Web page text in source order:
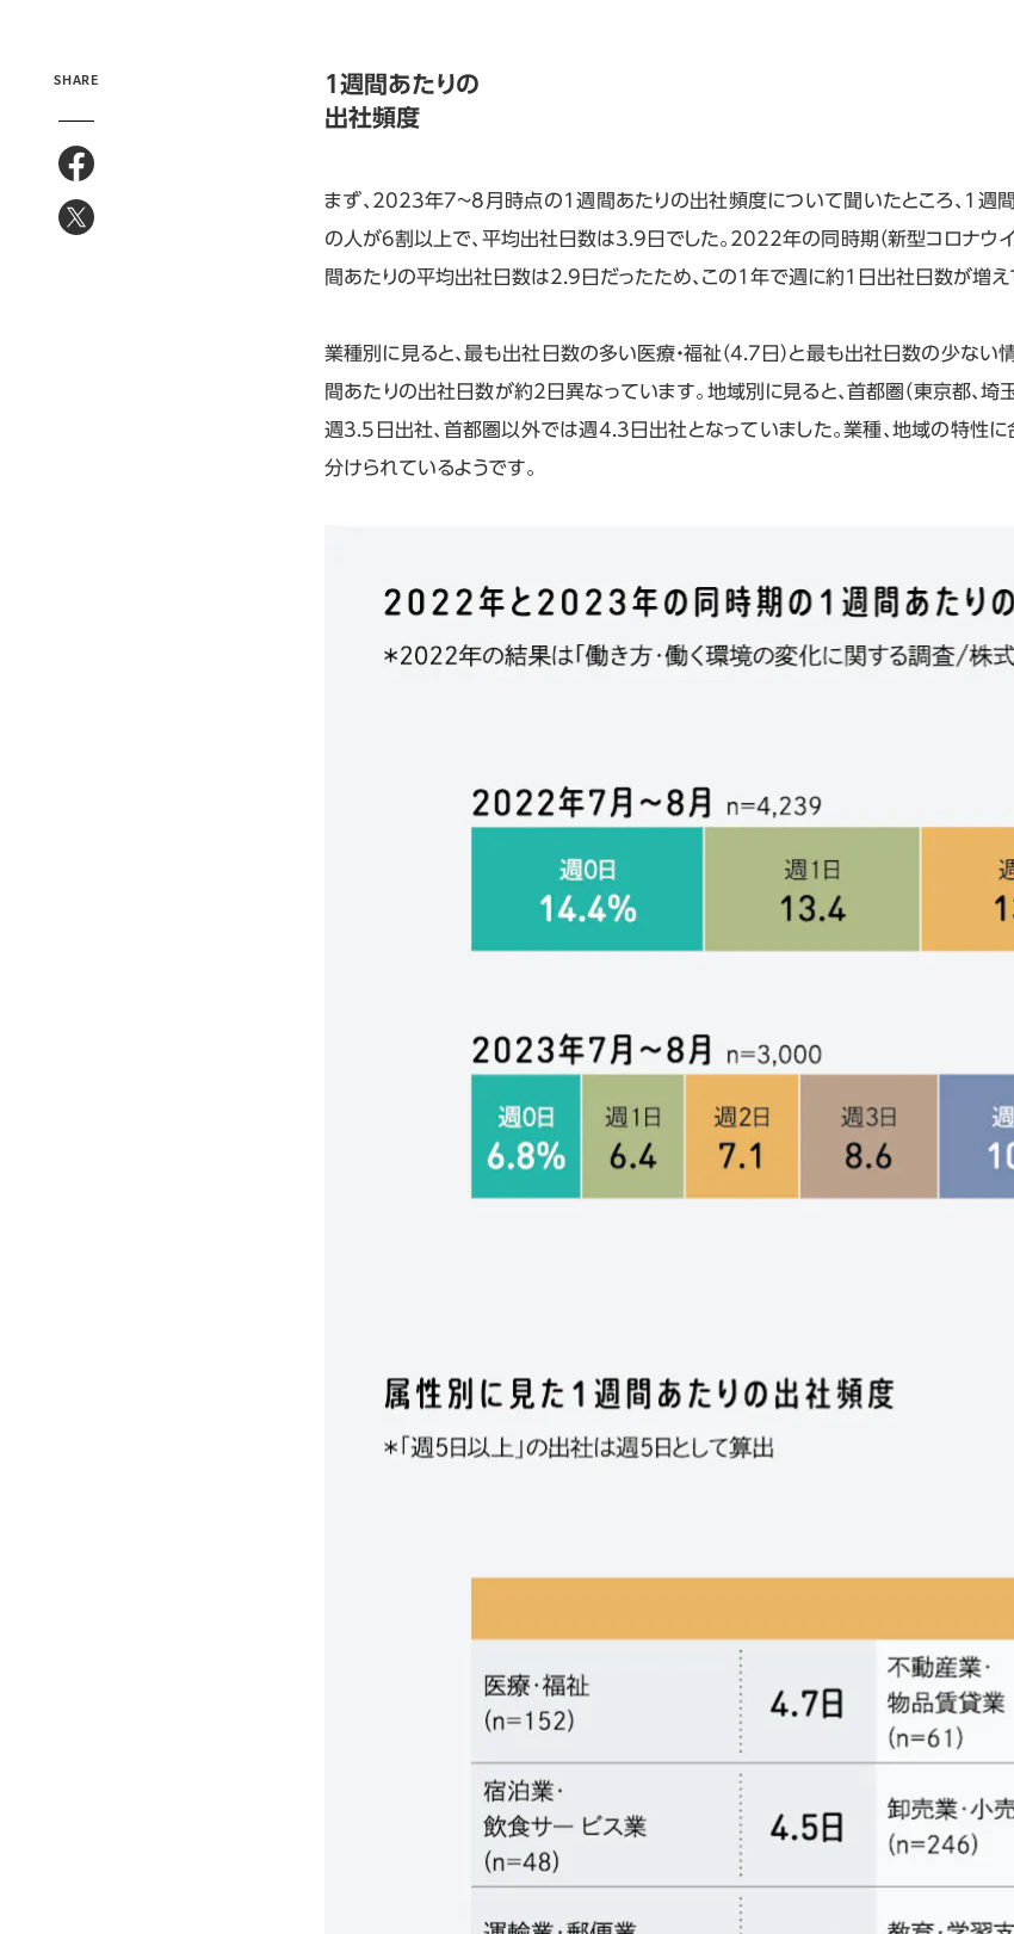
1週間あたりの
出社頻度
まず、2023年7~8月時点の1週間あたりの出社頻度について聞いたところ、1週
の人が6割以上で、平均出社日数は3.9日でした。2022年の同時期（新型コロナウ
間あたりの平均出社日数は2.9日だったため、この1年で週に約1日出社日数が増え
業種別に見ると、最も出社日数の多い医療・福祉（4.7日）と最も出社日数の少ない
間あたりの出社日数が約2日異なっています。地域別に見ると、首都圏（東京都、埼
週3.5日出社、首都圏以外では週4.3日出社となっていました。業種、地域の特性に
分けられているようです。
SHARE